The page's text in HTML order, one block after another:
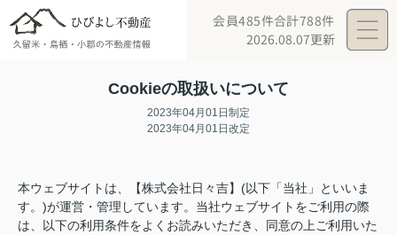
会員485件合計788件
2026.08.07更新
Cookieの取扱いについて
2023年04月01日制定
2023年04月01日改定
本ウェブサイトは、【株式会社日々吉】(以下「当社」といいま
す。)が運営・管理しています。当社ウェブサイトをご利用の際
は、以下の利用条件をよくお読みいただき、同意の上ご利用いた